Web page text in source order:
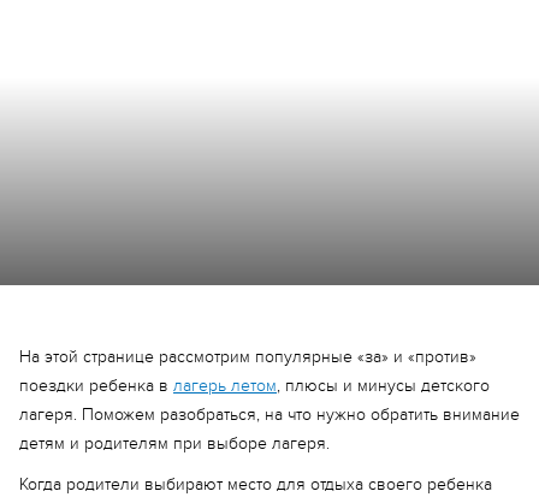
На этой странице рассмотрим популярные «за» и «против»
поездки ребенка в лагерь летом, плюсы и минусы детского
лагеря. Поможем разобраться, на что нужно обратить внимание
детям и родителям при выборе лагеря.
Когда родители выбирают место для отдыха своего ребенка